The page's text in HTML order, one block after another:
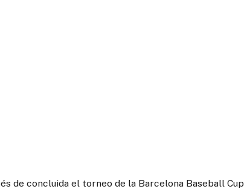
de concluida el torneo de la Barcelona Baseball Cup